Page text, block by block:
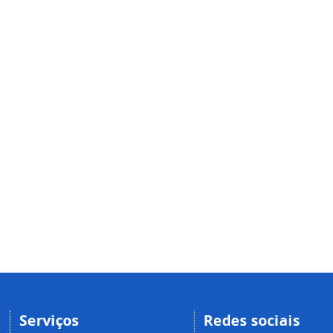
Serviços Redes sociais